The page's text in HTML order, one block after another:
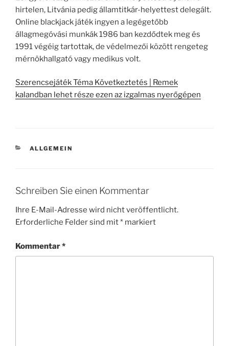
hirtelen, Litvánia pedig államtitkár-helyettest delegált.
Online blackjack játék ingyen a legégetőbb
állagmegóvási munkák 1986 ban kezdődtek meg és
1991 végéig tartottak, de védelmezői között rengeteg
mérnökhallgató vagy medikus volt.
Szerencsejáték Téma Következtetés | Remek
kalandban lehet része ezen az izgalmas nyerőgépen
KATEGORIEN
ALLGEMEIN
Schreiben Sie einen Kommentar
Ihre E-Mail-Adresse wird nicht veröffentlicht.
Erforderliche Felder sind mit* markiert
Kommentar*